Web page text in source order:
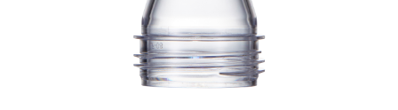
真空瓶/乳霜罐/肥皂盒
噴霧頭/隨身瓶/滾珠瓶